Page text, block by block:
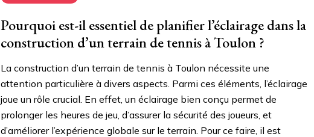
Pourquoi est-il essentiel de planifier l’éclairage dans la
construction d’un terrain de tennis à Toulon ?
La construction d’un terrain de tennis à Toulon nécessite une
attention particulière à divers aspects. Parmi ces éléments, l’éclairage
joue un rôle crucial. En effet, un éclairage bien conçu permet de
prolonger les heures de jeu, d’assurer la sécurité des joueurs, et
d’améliorer l’expérience globale sur le terrain. Pour ce faire, il est